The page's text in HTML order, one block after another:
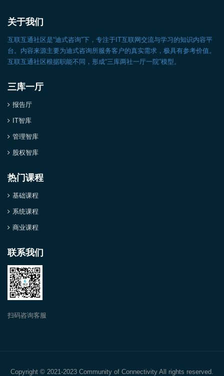
关于我们
互联互通社区是“迪式咨询”下，专注于IT互联网交流与学习的知识内容平
台。内容来源主要为迪式咨询所服务客户的真实需求，极具有参考价值。
互联互通社区根据职能不同，形成“三库两社一厅一院”模型。
三库一厅
报告厅
IT智库
管理智库
股权智库
热门课程
基础课程
系统课程
商业课程
联系我们
扫码咨询客服
Copyright © 2021-2023 Community of Connectivity All rights reserved.